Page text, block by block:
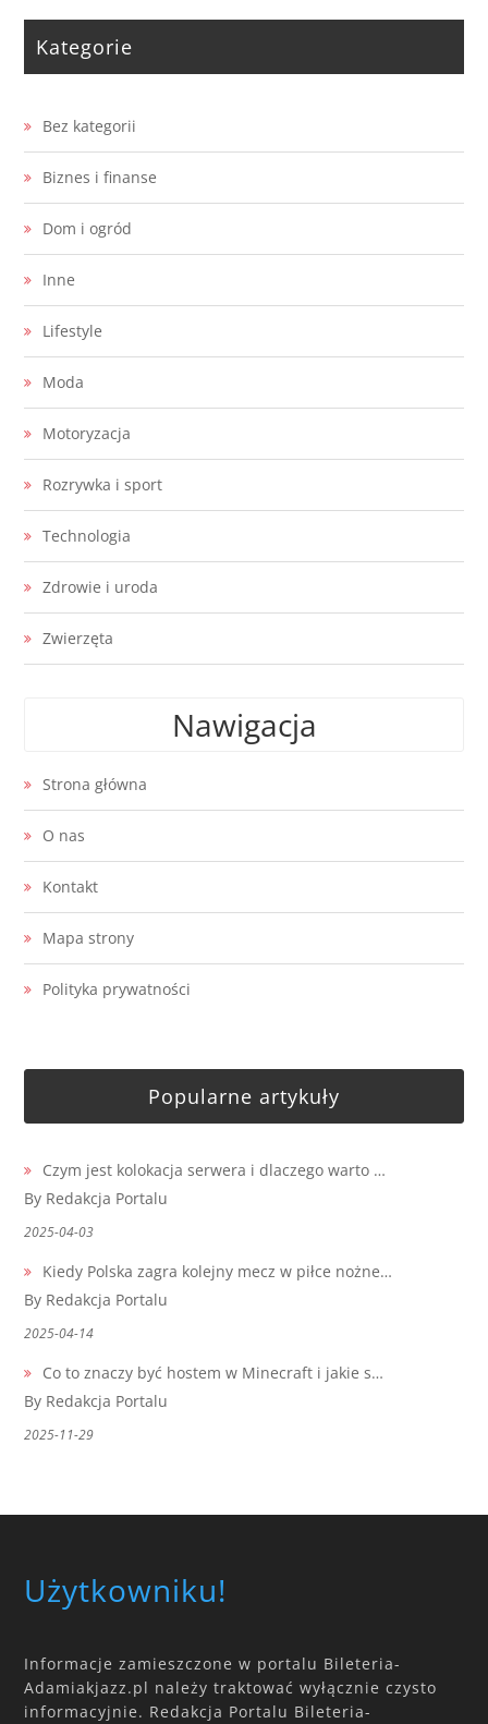
Kategorie
Bez kategorii
Biznes i finanse
Dom i ogród
Inne
Lifestyle
Moda
Motoryzacja
Rozrywka i sport
Technologia
Zdrowie i uroda
Zwierzęta
Nawigacja
Strona główna
O nas
Kontakt
Mapa strony
Polityka prywatności
Popularne artykuły
Czym jest kolokacja serwera i dlaczego warto …
By Redakcja Portalu
2025-04-03
Kiedy Polska zagra kolejny mecz w piłce nożne…
By Redakcja Portalu
2025-04-14
Co to znaczy być hostem w Minecraft i jakie s…
By Redakcja Portalu
2025-11-29
Użytkowniku!
Informacje zamieszczone w portalu Bileteria-
Adamiakjazz.pl należy traktować wyłącznie czysto
informacyjnie. Redakcja Portalu Bileteria-